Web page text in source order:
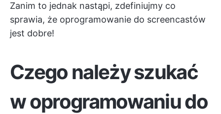
Zanim to jednak nastąpi, zdefiniujmy co
sprawia, że oprogramowanie do screencastów
jest dobre!
Czego należy szukać
w oprogramowaniu do